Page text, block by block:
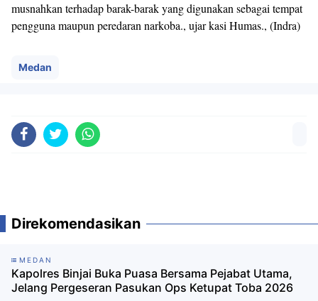
musnahkan terhadap barak-barak yang digunakan sebagai tempat
pengguna maupun peredaran narkoba., ujar kasi Humas., (Indra)
Medan
Direkomendasikan
MEDAN
Kapolres Binjai Buka Puasa Bersama Pejabat Utama,
Jelang Pergeseran Pasukan Ops Ketupat Toba 2026